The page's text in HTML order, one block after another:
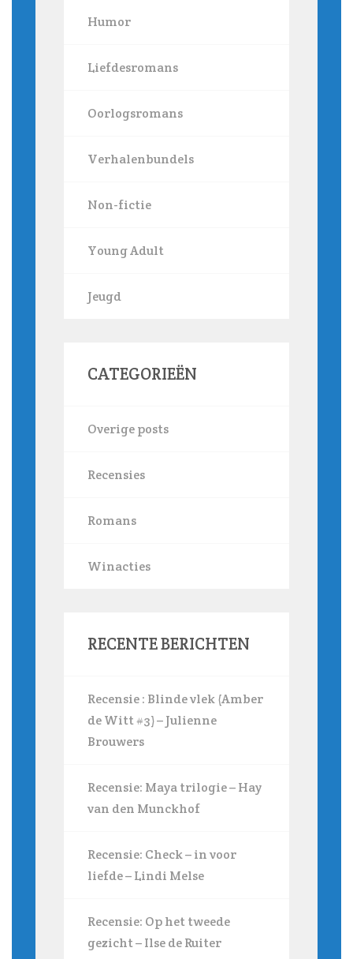
Humor
Liefdesromans
Oorlogsromans
Verhalenbundels
Non-fictie
Young Adult
Jeugd
CATEGORIEËN
Overige posts
Recensies
Romans
Winacties
RECENTE BERICHTEN
Recensie : Blinde vlek (Amber
de Witt #3) – Julienne
Brouwers
Recensie: Maya trilogie – Hay
van den Munckhof
Recensie: Check – in voor
liefde – Lindi Melse
Recensie: Op het tweede
gezicht – Ilse de Ruiter